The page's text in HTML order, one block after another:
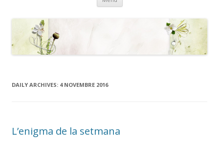
content
DAILY ARCHIVES: 4 NOVEMBRE 2016
L’enigma de la setmana